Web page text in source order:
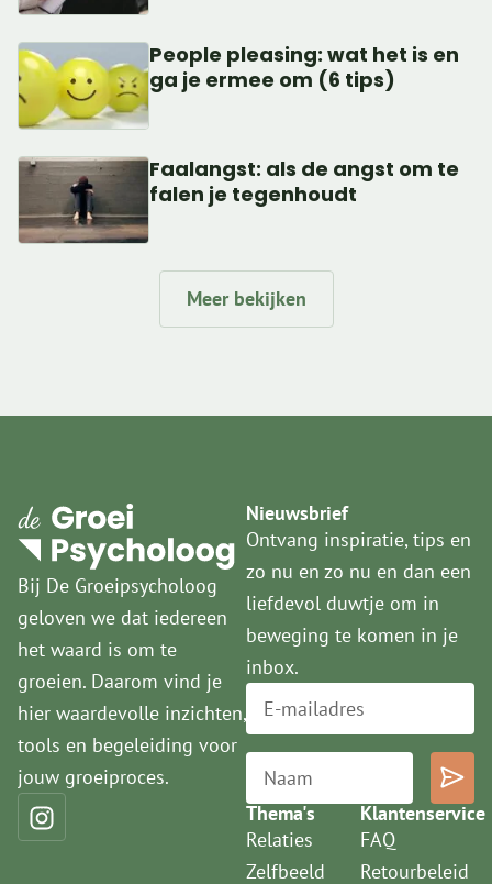
People pleasing: wat het is en
ga je ermee om (6 tips)
Faalangst: als de angst om te
falen je tegenhoudt
Meer bekijken
Bij De Groeipsycholoog
geloven we dat iedereen
het waard is om te
groeien. Daarom vind je
hier waardevolle inzichten,
tools en begeleiding voor
jouw groeiproces.
Nieuwsbrief
Ontvang inspiratie, tips en
zo nu en zo nu en dan een
liefdevol duwtje om in
beweging te komen in je
inbox.
Thema's
Relaties
Zelfbeeld
Klantenservice
FAQ
Retourbeleid